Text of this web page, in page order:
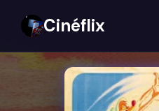
Cinéflix